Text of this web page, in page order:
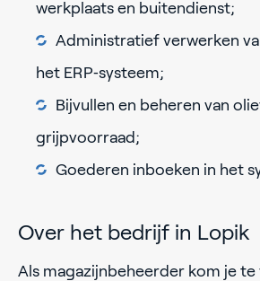
werkplaats en buitendienst;
Administratief verwerken
het ERP‑systeem;
Bijvullen en beheren van
grijpvoorraad;
Goederen inboeken in het
Over het bedrijf in Lopik
Als magazijnbeheerder kom je te